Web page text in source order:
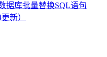
据库批量替换SQL语句
新）